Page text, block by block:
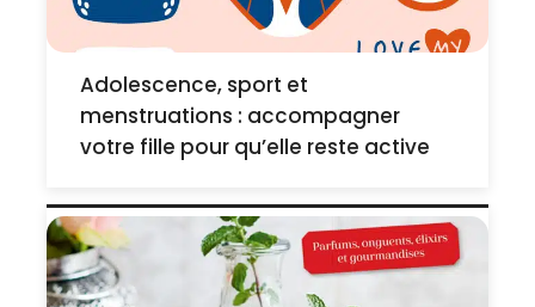
Adolescence, sport et
menstruations : accompagner
votre fille pour qu’elle reste active